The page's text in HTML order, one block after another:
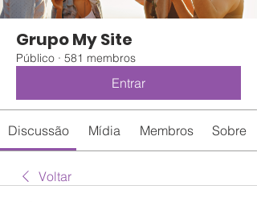
Grupo My Site
Público · 581 membros
Entrar
Discussão Mídia Membros Sobre
Voltar